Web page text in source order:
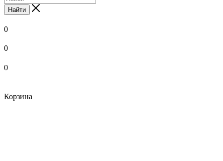
Найти
0
0
0
Корзина